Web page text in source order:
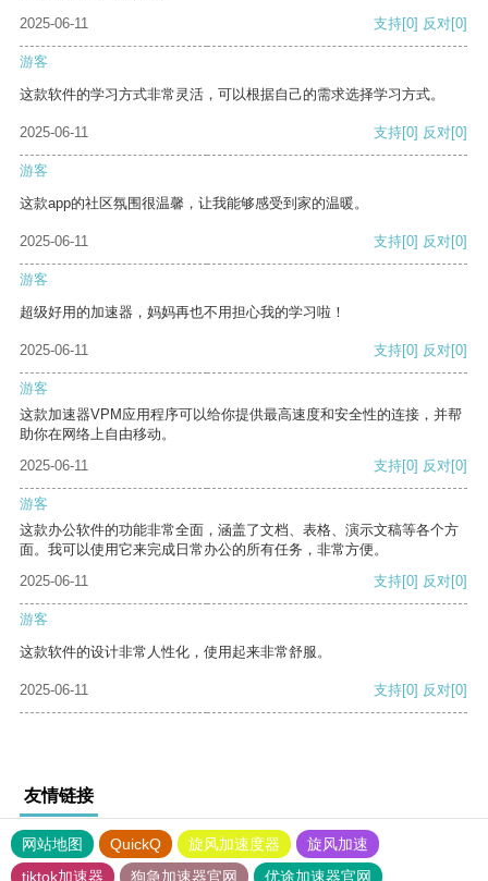
2025-06-11
支持[0] 反对[0]
游客
这款软件的学习方式非常灵活，可以根据自己的需求选择学习方式。
2025-06-11 支持[0] 反对[0]
游客
这款app的社区氛围很温馨，让我能够感受到家的温暖。
2025-06-11 支持[0] 反对[0]
游客
超级好用的加速器，妈妈再也不用担心我的学习啦！
2025-06-11 支持[0] 反对[0]
游客
这款加速器VPM应用程序可以给你提供最高速度和安全性的连接，并帮
助你在网络上自由移动。
2025-06-11
支持[0] 反对[0]
游客
这款办公软件的功能非常全面，涵盖了文档、表格、演示文稿等各个方
面。我可以使用它来完成日常办公的所有任务，非常方便。
2025-06-11
支持[0] 反对[0]
游客
这款软件的设计非常人性化，使用起来非常舒服。
2025-06-11 支持[0] 反对[0]
友情链接
网站地图 QuickQ 旋风加速度器
旋风加速
tiktok加速器
狗急加速器官网 优途加速器官网